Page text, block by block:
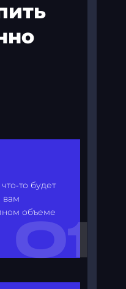
то будет
вам
объеме